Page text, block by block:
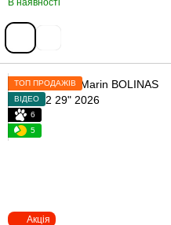
В наявності
Акція
ТОП ПРОДАЖІВ
ВІДЕО
6
5